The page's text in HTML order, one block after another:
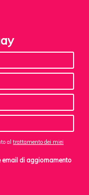
al trattamento dei miei
email di aggiornamento